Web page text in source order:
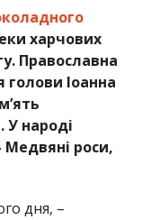
харчових
Православна
голови Іоанна
У народі
Медвяні роси,
дня, –